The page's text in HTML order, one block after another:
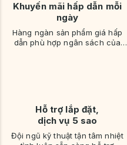
Khuyến mãi hấp dẫn mỗi
ngày
Hàng ngàn sản phẩm giá hấp
dẫn phù hợp ngân sách của
Hỗ trợ lắp đặt,
dịch vụ 5 sao
Đội ngũ kỹ thuật tận tâm nhiệt